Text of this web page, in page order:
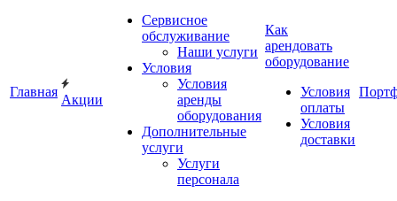
Главная
Акции
Сервисное
обслуживание
Наши услуги
Условия
Условия
аренды
оборудования
Дополнительные
услуги
Услуги
персонала
Как
арендовать
оборудование
Условия
оплаты
Условия
доставки